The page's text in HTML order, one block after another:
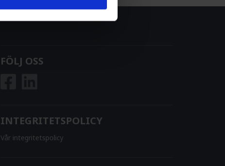
FÖLJ OSS
INTEGRITETSPOLICY
Vår integritetspolicy